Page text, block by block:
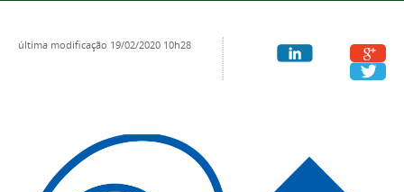
última modificação 19/02/2020 10h28